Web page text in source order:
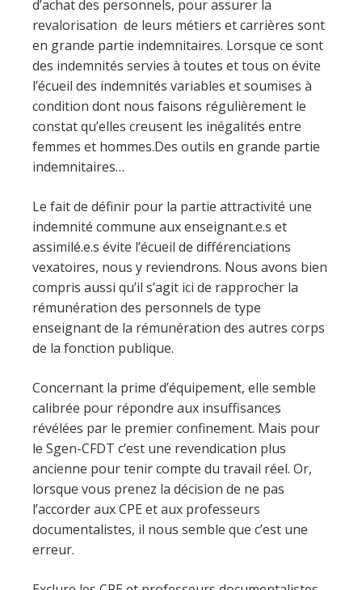
d’achat des personnels, pour assurer la
revalorisation de leurs métiers et carrières sont
en grande partie indemnitaires. Lorsque ce sont
des indemnités servies à toutes et tous on évite
l’écueil des indemnités variables et soumises à
condition dont nous faisons régulièrement le
constat qu’elles creusent les inégalités entre
femmes et hommes.Des outils en grande partie
indemnitaires…
Le fait de définir pour la partie attractivité une
indemnité commune aux enseignant.e.s et
assimilé.e.s évite l’écueil de différenciations
vexatoires, nous y reviendrons. Nous avons bien
compris aussi qu’il s’agit ici de rapprocher la
rémunération des personnels de type
enseignant de la rémunération des autres corps
de la fonction publique.
Concernant la prime d’équipement, elle semble
calibrée pour répondre aux insuffisances
révélées par le premier confinement. Mais pour
le Sgen-CFDT c’est une revendication plus
ancienne pour tenir compte du travail réel. Or,
lorsque vous prenez la décision de ne pas
l’accorder aux CPE et aux professeurs
documentalistes, il nous semble que c’est une
erreur.